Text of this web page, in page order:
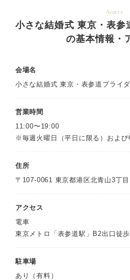
Access
小さな結婚式 東京・表参
の基本情報・
会場名
小さな結婚式 東京・表参道ブライ
営業時間
11:00〜19:00
※毎週火曜日（平日に限る）および
住所
〒107-0061 東京都港区北青山3丁
アクセス
電車
東京メトロ「表参道駅」B2出口徒
駐車場
あり（有料）